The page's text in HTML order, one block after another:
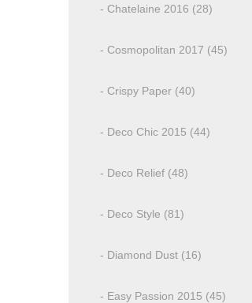
- Chatelaine 2016 (28)
- Cosmopolitan 2017 (45)
- Crispy Paper (40)
- Deco Chic 2015 (44)
- Deco Relief (48)
- Deco Style (81)
- Diamond Dust (16)
- Easy Passion 2015 (45)